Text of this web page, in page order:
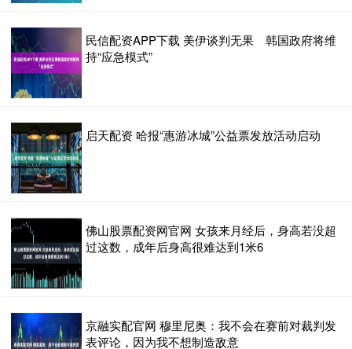
民信配资APP下载 美伊谈判无果 韩国政府将维
持“应急模式”
启天配资 哈报“惠游冰城”公益票发放活动启动
佛山股票配资网官网 女孩来月经后，身高若没超
过这数，成年后身高很难达到1米6
京融实配官网 穆里尼奥：我不会在赛前对裁判发
表评论，因为我不想制造敌意